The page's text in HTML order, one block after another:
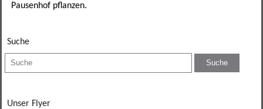
Kollegium
Pausenhof pflanzen.
Suche
Unser Flyer